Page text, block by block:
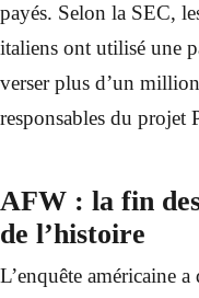
payés. Selon la SEC,
italiens ont utilisé une
verser plus d’un
responsables du projet
AFW : la fin
de l’histoire
L’enquête américaine